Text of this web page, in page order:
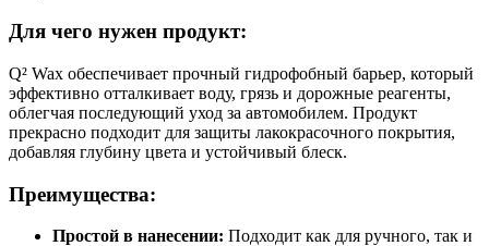
Для чего нужен продукт:
Q² Wax обеспечивает прочный гидрофобный барьер, который
эффективно отталкивает воду, грязь и дорожные реагенты,
облегчая последующий уход за автомобилем. Продукт
прекрасно подходит для защиты лакокрасочного покрытия,
добавляя глубину цвета и устойчивый блеск.
Преимущества:
Простой в нанесении: Подходит как для ручного, так и